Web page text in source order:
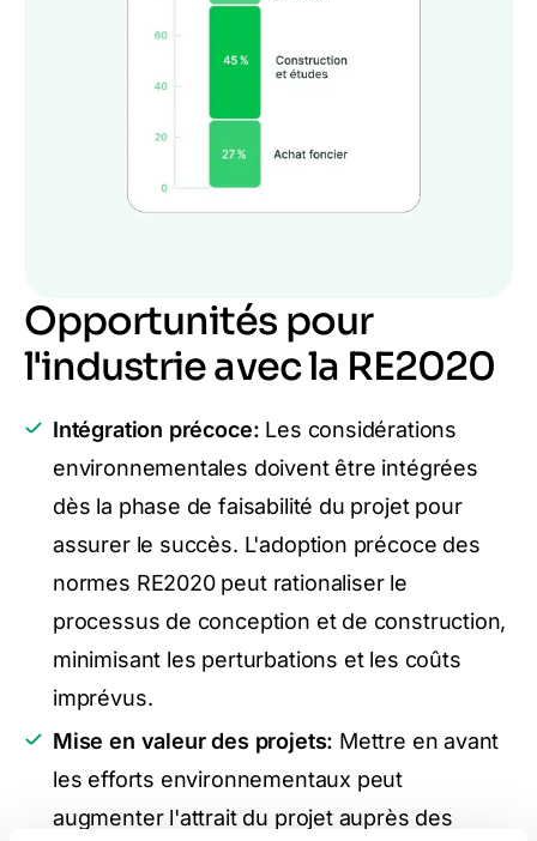
Opportunités pour
l'industrie avec la RE2020
Intégration précoce: Les considérations
environnementales doivent être intégrées
dès la phase de faisabilité du projet pour
assurer le succès. L'adoption précoce des
normes RE2020 peut rationaliser le
processus de conception et de construction,
minimisant les perturbations et les coûts
imprévus.
Mise en valeur des projets: Mettre en avant
les efforts environnementaux peut
augmenter l'attrait du projet auprès des